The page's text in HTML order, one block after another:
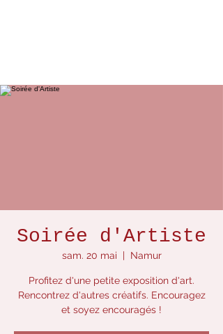
Soirée d'Artiste
sam. 20 mai
  |
Namur
Profitez d'une petite exposition d'art.
Rencontrez d'autres créatifs. Encouragez